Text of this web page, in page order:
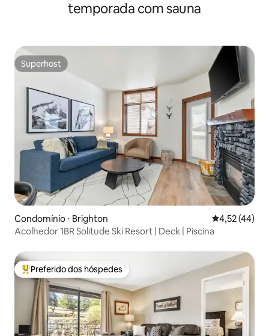
temporada com sauna
Superhost
Superhost
Condomínio ⋅ Brighton 4,52 de uma
4,52 (44)
Acolhedor 1BR Solitude Ski Resort | Deck | Piscina
Entre os melhores preferidos dos hóspedes
Preferido dos hóspedes